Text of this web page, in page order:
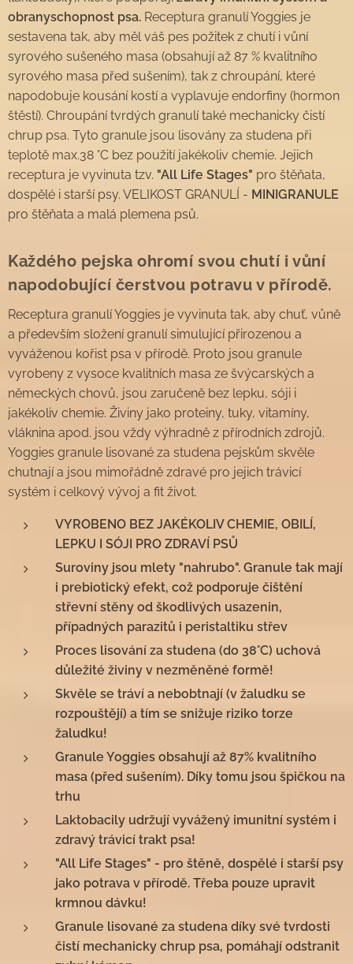
obranyschopnost psa. Receptura granulí Yoggies je
sestavena tak, aby měl váš pes požitek z chutí i vůní
syrového sušeného masa (obsahují až 87 % kvalitního
syrového masa před sušením), tak z chroupání, které
napodobuje kousání kostí a vyplavuje endorfiny (hormon
štěstí). Chroupání tvrdých granulí také mechanicky čistí
chrup psa. Tyto granule jsou lisovány za studena při
teplotě max.38 °C bez použití jakékoliv chemie. Jejich
receptura je vyvinuta tzv. "All Life Stages" pro štěňata,
dospělé i starší psy. VELIKOST GRANULÍ - MINIGRANULE
pro štěňata a malá plemena psů.
Každého pejska ohromí svou chutí i vůní
napodobující čerstvou potravu v přírodě.
Receptura granulí Yoggies je vyvinuta tak, aby chuť, vůně
a především složení granulí simulující přirozenou a
vyváženou kořist psa v přírodě. Proto jsou granule
vyrobeny z vysoce kvalitních masa ze švýcarských a
německých chovů, jsou zaručeně bez lepku, sóji i
jakékoliv chemie. Živiny jako proteiny, tuky, vitamíny,
vláknina apod. jsou vždy výhradně z přírodních zdrojů.
Yoggies granule lisované za studena pejskům skvěle
chutnají a jsou mimořádně zdravé pro jejich trávicí
systém i celkový vývoj a fit život.
VYROBENO BEZ JAKÉKOLIV CHEMIE, OBILÍ,
LEPKU I SÓJI PRO ZDRAVÍ PSŮ
Suroviny jsou mlety "nahrubo". Granule tak mají
i prebiotický efekt, což podporuje čištění
střevní stěny od škodlivých usazenin,
případných parazitů i peristaltiku střev
Proces lisování za studena (do 38°C) uchová
důležité živiny v nezměněné formě!
Skvěle se tráví a nebobtnají (v žaludku se
rozpouštějí) a tím se snižuje riziko torze
žaludku!
Granule Yoggies obsahují až 87% kvalitního
masa (před sušením). Díky tomu jsou špičkou na
trhu
Laktobacily udržují vyvážený imunitní systém i
zdravý trávicí trakt psa!
"All Life Stages" - pro štěně, dospělé i starší psy
jako potrava v přírodě. Třeba pouze upravit
krmnou dávku!
Granule lisované za studena díky své tvrdosti
čistí mechanicky chrup psa, pomáhají odstranit